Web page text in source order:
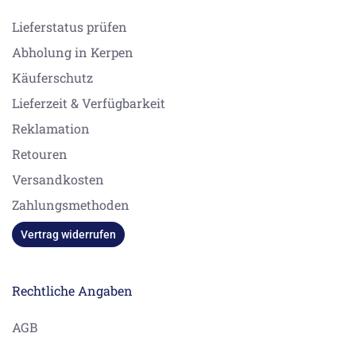
Lieferstatus prüfen
Abholung in Kerpen
Käuferschutz
Lieferzeit & Verfügbarkeit
Reklamation
Retouren
Versandkosten
Zahlungsmethoden
Vertrag widerrufen
Rechtliche Angaben
AGB